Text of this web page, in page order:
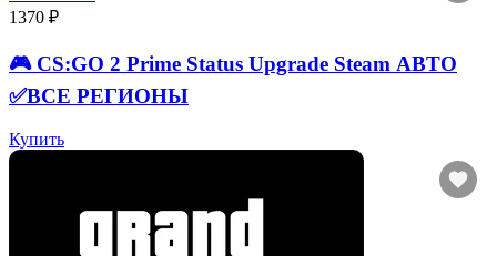
1370 ₽
🎮 CS:GO 2 Prime Status Upgrade Steam АВТО
✅ВСЕ РЕГИОНЫ
Купить